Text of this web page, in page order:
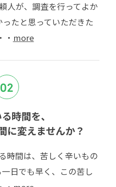
人が、調査を行ってよか
たと思っていただきた
・ more
02
時間を、
に変えませんか？
時間は、苦しく辛いもの
日でも早く、この苦し